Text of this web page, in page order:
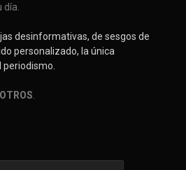
desinformativas, de sesgos de
personalizado, la única